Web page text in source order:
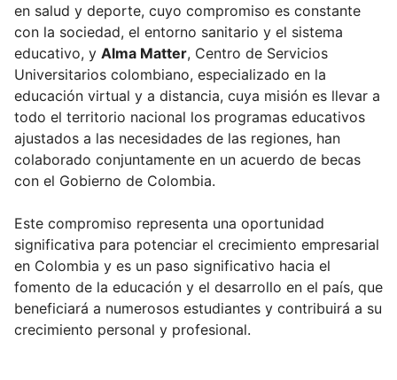
en salud y deporte, cuyo compromiso es constante
con la sociedad, el entorno sanitario y el sistema
educativo, y Alma Matter, Centro de Servicios
Universitarios colombiano, especializado en la
educación virtual y a distancia, cuya misión es llevar a
todo el territorio nacional los programas educativos
ajustados a las necesidades de las regiones, han
colaborado conjuntamente en un acuerdo de becas
con el Gobierno de Colombia.
Este compromiso representa una oportunidad
significativa para potenciar el crecimiento empresarial
en Colombia y es un paso significativo hacia el
fomento de la educación y el desarrollo en el país, que
beneficiará a numerosos estudiantes y contribuirá a su
crecimiento personal y profesional.